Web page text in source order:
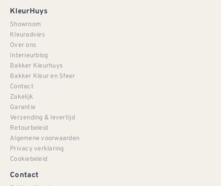
KleurHuys
Showroom
Kleuradvies
Over ons
Interieurblog
Bakker Kleurhuys
Bakker Kleur en Sfeer
Contact
Zakelijk
Garantie
Verzending & levertijd
Retourbeleid
Algemene voorwaarden
Privacy verklaring
Cookiebeleid
Contact